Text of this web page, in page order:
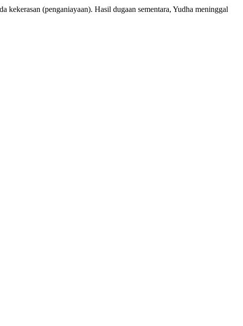
kekerasan (penganiayaan). Hasil dugaan sementara, Yudha meninggal